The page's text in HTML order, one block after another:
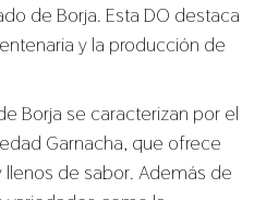
de Borja. Esta DO destaca
y la producción de
Borja se caracterizan por el
Garnacha, que ofrece
de sabor. Además de